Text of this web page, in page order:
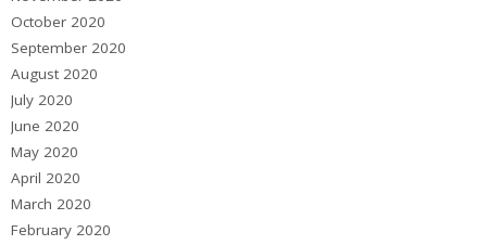
October 2020
September 2020
August 2020
July 2020
June 2020
May 2020
April 2020
March 2020
February 2020